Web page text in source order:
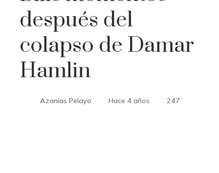
después del
colapso de Damar
Hamlin
Azanías Pelayo Hace 4 años 247